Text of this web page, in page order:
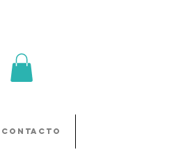
CONTACTO